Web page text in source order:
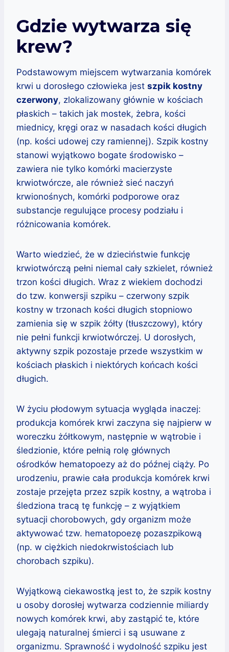
Gdzie wytwarza się
krew?
Podstawowym miejscem wytwarzania komórek
krwi u dorosłego człowieka jest szpik kostny
czerwony, zlokalizowany głównie w kościach
płaskich – takich jak mostek, żebra, kości
miednicy, kręgi oraz w nasadach kości długich
(np. kości udowej czy ramiennej). Szpik kostny
stanowi wyjątkowo bogate środowisko –
zawiera nie tylko komórki macierzyste
krwiotwórcze, ale również sieć naczyń
krwionośnych, komórki podporowe oraz
substancje regulujące procesy podziału i
różnicowania komórek.
Warto wiedzieć, że w dzieciństwie funkcję
krwiotwórczą pełni niemal cały szkielet, również
trzon kości długich. Wraz z wiekiem dochodzi
do tzw. konwersji szpiku – czerwony szpik
kostny w trzonach kości długich stopniowo
zamienia się w szpik żółty (tłuszczowy), który
nie pełni funkcji krwiotwórczej. U dorosłych,
aktywny szpik pozostaje przede wszystkim w
kościach płaskich i niektórych końcach kości
długich.
W życiu płodowym sytuacja wygląda inaczej:
produkcja komórek krwi zaczyna się najpierw w
woreczku żółtkowym, następnie w wątrobie i
śledzionie, które pełnią rolę głównych
ośrodków hematopoezy aż do późnej ciąży. Po
urodzeniu, prawie cała produkcja komórek krwi
zostaje przejęta przez szpik kostny, a wątroba i
śledziona tracą tę funkcję – z wyjątkiem
sytuacji chorobowych, gdy organizm może
aktywować tzw. hematopoezę pozaszpikową
(np. w ciężkich niedokrwistościach lub
chorobach szpiku).
Wyjątkową ciekawostką jest to, że szpik kostny
u osoby dorosłej wytwarza codziennie miliardy
nowych komórek krwi, aby zastąpić te, które
ulegają naturalnej śmierci i są usuwane z
organizmu. Sprawność i wydolność szpiku jest